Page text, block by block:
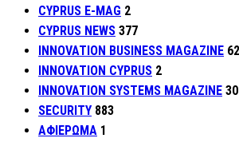
CYPRUS E-MAG 2
CYPRUS NEWS 377
INNOVATION BUSINESS MAGAZINE
INNOVATION CYPRUS 2
INNOVATION SYSTEMS MAGAZINE 30
SECURITY 883
ΑΦΙΕΡΩΜΑ 1